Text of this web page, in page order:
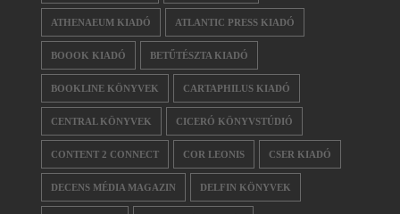
ATHENAEUM KIADÓ ATLANTIC PRESS KIADÓ
BOOOK KIADÓ BETŰTÉSZTA KIADÓ
BOOKLINE KÖNYVEK CARTAPHILUS KIADÓ
CENTRAL KÖNYVEK CICERÓ KÖNYVSTÚDIÓ
CONTENT 2 CONNECT COR LEONIS CSER KIADÓ
DECENS MÉDIA MAGAZIN DELFIN KÖNYVEK